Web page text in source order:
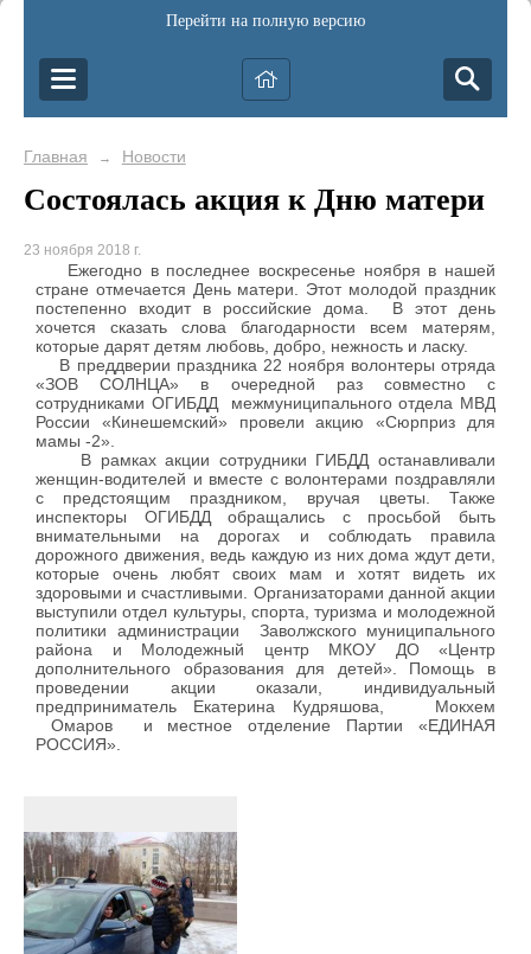
Перейти на полную версию
Главная → Новости
Состоялась акция к Дню матери
23 ноября 2018 г.
Ежегодно в последнее воскресенье ноября в нашей
стране отмечается День матери. Этот молодой праздник
постепенно входит в российские дома. В этот день
хочется сказать слова благодарности всем матерям,
которые дарят детям любовь, добро, нежность и ласку.
В преддверии праздника 22 ноября волонтеры отряда
«ЗОВ СОЛНЦА» в очередной раз совместно с
сотрудниками ОГИБДД межмуниципального отдела МВД
России «Кинешемский» провели акцию «Сюрприз для
мамы -2».
В рамках акции сотрудники ГИБДД останавливали
женщин-водителей и вместе с волонтерами поздравляли
с предстоящим праздником, вручая цветы. Также
инспекторы ОГИБДД обращались с просьбой быть
внимательными на дорогах и соблюдать правила
дорожного движения, ведь каждую из них дома ждут дети,
которые очень любят своих мам и хотят видеть их
здоровыми и счастливыми. Организаторами данной акции
выступили отдел культуры, спорта, туризма и молодежной
политики администрации Заволжского муниципального
района и Молодежный центр МКОУ ДО «Центр
дополнительного образования для детей». Помощь в
проведении акции оказали, индивидуальный
предприниматель Екатерина Кудряшова, Мокхем
Омаров и местное отделение Партии «ЕДИНАЯ
РОССИЯ».